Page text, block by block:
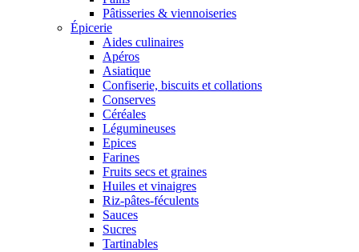
Pâtisseries & viennoiseries
Épicerie
Aides culinaires
Apéros
Asiatique
Confiserie, biscuits et collations
Conserves
Céréales
Légumineuses
Epices
Farines
Fruits secs et graines
Huiles et vinaigres
Riz-pâtes-féculents
Sauces
Sucres
Tartinables